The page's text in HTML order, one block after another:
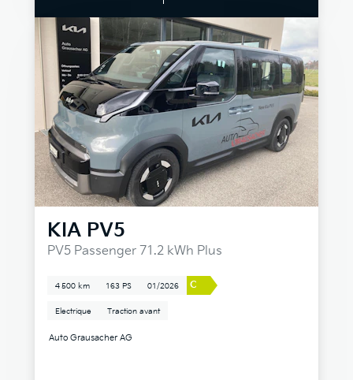
KIA PV5
PV5 Passenger 71.2 kWh Plus
4 500 km 163 PS 01/2026 C
Electrique Traction avant
Auto Grausacher AG